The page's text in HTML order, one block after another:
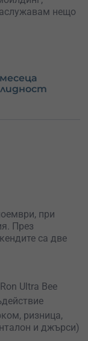
нещо
и пълно
Sur Ron
– ще
или да
и стръмни
малки групи –
контролирано
ако искаш да
няма как да
при
През
са две
Ultra Bee
ризница,
и джърси)